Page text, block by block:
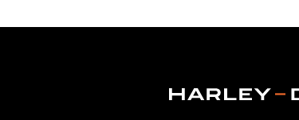
GARANTIE:2 year limited